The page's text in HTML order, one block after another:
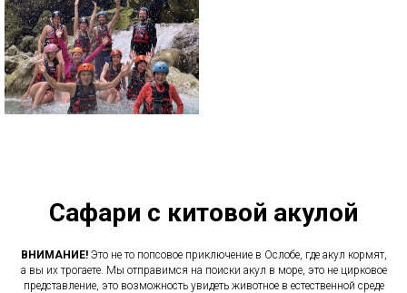
Сафари с китовой акулой
ВНИМАНИЕ! Это не то попсовое приключение в Ослобе, где акул кормят,
а вы их трогаете. Мы отправимся на поиски акул в море, это не цирковое
представление, это возможность увидеть животное в естественной среде